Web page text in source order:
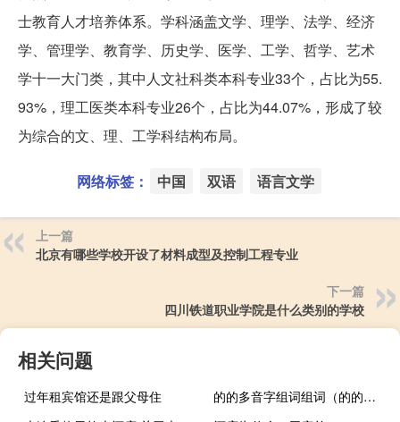
士教育人才培养体系。学科涵盖文学、理学、法学、经济
学、管理学、教育学、历史学、医学、工学、哲学、艺术
学十一大门类，其中人文社科类本科专业33个，占比为55.
93%，理工医类本科专业26个，占比为44.07%，形成了较
为综合的文、理、工学科结构布局。
网络标签： 中国 双语 语言文学
上一篇
北京有哪些学校开设了材料成型及控制工程专业
下一篇
四川铁道职业学院是什么类别的学校
相关问题
过年租宾馆还是跟父母住
的的多音字组词组词（的的多音字组词）